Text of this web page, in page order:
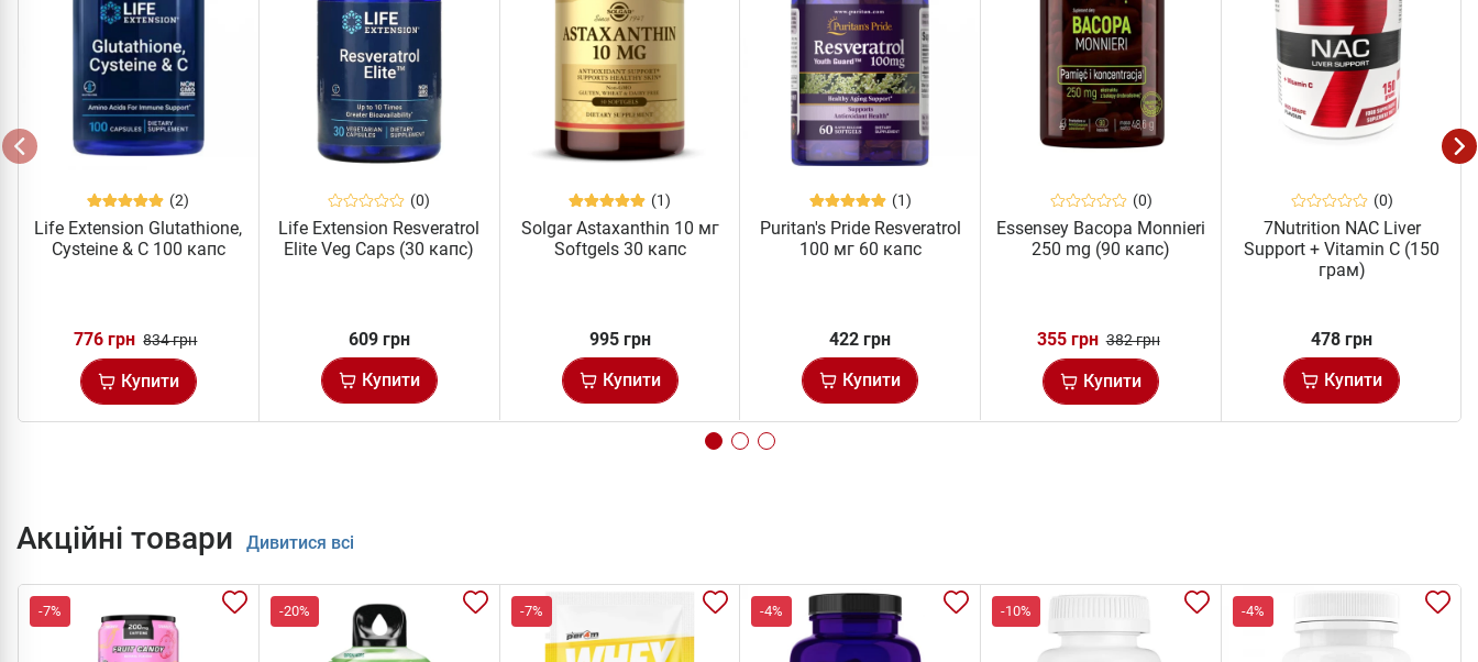
(2)
Life Extension Glutathione,
Cysteine & C 100 капс
776 грн 834 грн
Купити
(0)
Life Extension Resveratrol
Elite Veg Caps (30 капс)
609 грн
Купити
(1)
Solgar Astaxanthin 10 мг
Softgels 30 капс
995 грн
Купити
(1)
Puritan's Pride Resveratrol
100 мг 60 капс
422 грн
Купити
(0)
Essensey Bacopa Monnieri
250 mg (90 капс)
355 грн 382 грн
Купити
(0)
7Nutrition NAC Liver
Support + Vitamin C (150
грам)
478 грн
Купити
Акційні товари Дивитися всі
-7% -20% -7% -4% -10% -4%